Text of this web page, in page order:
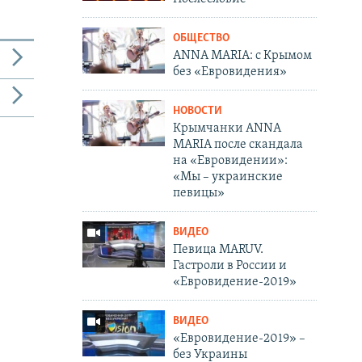
ОБЩЕСТВО
ANNA MARIA: с Крымом
без «Евровидения»
НОВОСТИ
Крымчанки ANNA
MARIA после скандала
на «Евровидении»:
«Мы – украинские
певицы»
ВИДЕО
Певица MARUV.
Гастроли в России и
«Евровидение-2019»
ВИДЕО
«Евровидение-2019» –
без Украины